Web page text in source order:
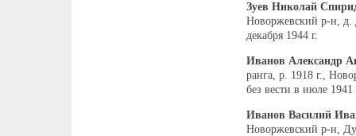
Зуев Николай
Новоржевский р-н, д.
декабря 1944 г.
Иванов Александр
ранга, р. 1918 г.,
без вести в июле 1941
Иванов Василий
Новоржевский р-н,